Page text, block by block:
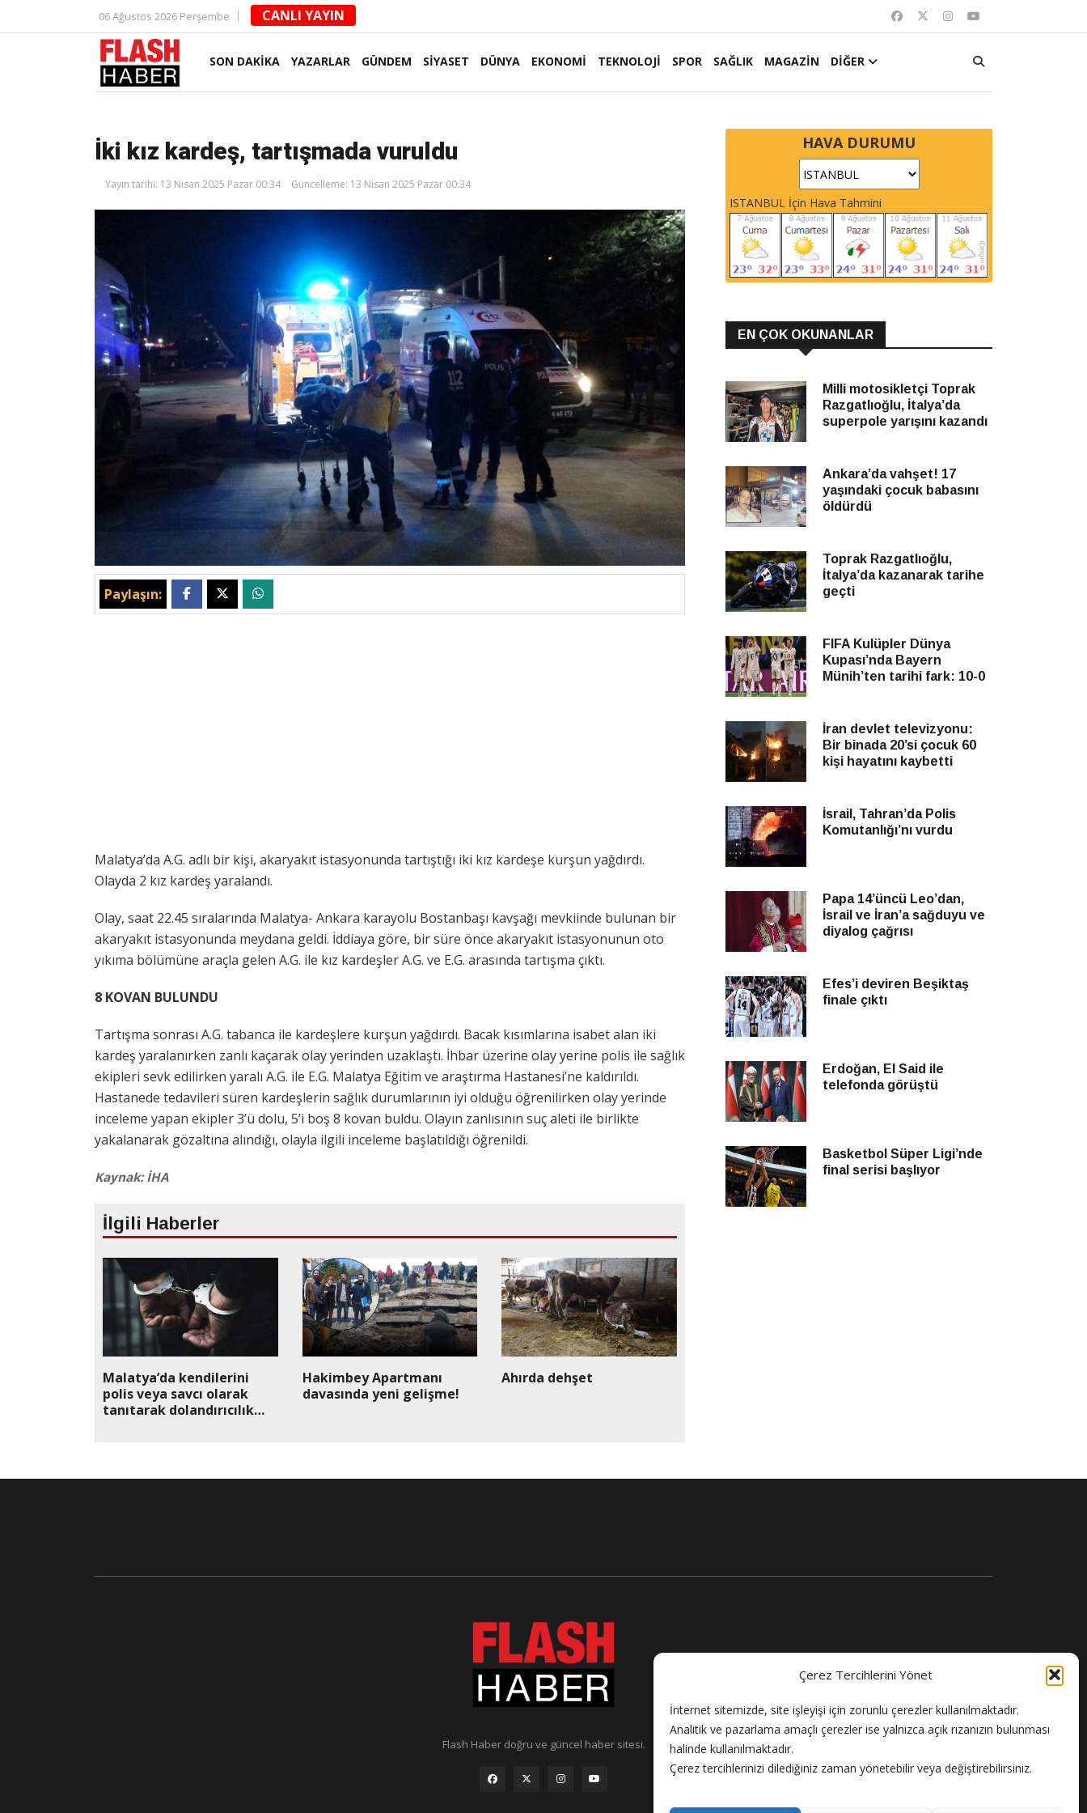
Çerez Tercihlerini Yönet
İnternet sitemizde, site işleyişi için zorunlu çerezler kullanılmaktadır.
Analitik ve pazarlama amaçlı çerezler ise yalnızca açık rızanızın bulunması
halinde kullanılmaktadır.
Çerez tercihlerinizi dilediğiniz zaman yönetebilir veya değiştirebilirsiniz.
06 Ağustos 2026 Perşembe CANLI YAYIN
SON DAKİKA YAZARLAR GÜNDEM SİYASET DÜNYA EKONOMİ TEKNOLOJİ SPOR SAĞLIK MAGAZİN DİĞER
İki kız kardeş, tartışmada vuruldu
Yayın tarihi: 13 Nisan 2025 Pazar 00:34 Güncelleme: 13 Nisan 2025 Pazar 00:34
Paylaşın:
Malatya’da A.G. adlı bir kişi, akaryakıt istasyonunda tartıştığı iki kız kardeşe kurşun yağdırdı.
Olayda 2 kız kardeş yaralandı.
Olay, saat 22.45 sıralarında Malatya- Ankara karayolu Bostanbaşı kavşağı mevkiinde bulunan bir
akaryakıt istasyonunda meydana geldi. İddiaya göre, bir süre önce akaryakıt istasyonunun oto
yıkıma bölümüne araçla gelen A.G. ile kız kardeşler A.G. ve E.G. arasında tartışma çıktı.
8 KOVAN BULUNDU
Tartışma sonrası A.G. tabanca ile kardeşlere kurşun yağdırdı. Bacak kısımlarına isabet alan iki
kardeş yaralanırken zanlı kaçarak olay yerinden uzaklaştı. İhbar üzerine olay yerine polis ile sağlık
ekipleri sevk edilirken yaralı A.G. ile E.G. Malatya Eğitim ve araştırma Hastanesi’ne kaldırıldı.
Hastanede tedavileri süren kardeşlerin sağlık durumlarının iyi olduğu öğrenilirken olay yerinde
inceleme yapan ekipler 3’ü dolu, 5’i boş 8 kovan buldu. Olayın zanlısının suç aleti ile birlikte
yakalanarak gözaltına alındığı, olayla ilgili inceleme başlatıldığı öğrenildi.
Kaynak: İHA
İlgili Haberler
Malatya’da kendilerini
polis veya savcı olarak
tanıtarak dolandırıcılık
Hakimbey Apartmanı
davasında yeni gelişme!
Ahırda dehşet
HAVA DURUMU
ISTANBUL İçin Hava Tahmini
EN ÇOK OKUNANLAR
Milli motosikletçi Toprak
Razgatlıoğlu, İtalya’da
superpole yarışını kazandı
Ankara’da vahşet! 17
yaşındaki çocuk babasını
öldürdü
Toprak Razgatlıoğlu,
İtalya’da kazanarak tarihe
geçti
FIFA Kulüpler Dünya
Kupası’nda Bayern
Münih’ten tarihi fark: 10-0
İran devlet televizyonu:
Bir binada 20’si çocuk 60
kişi hayatını kaybetti
İsrail, Tahran’da Polis
Komutanlığı’nı vurdu
Papa 14’üncü Leo’dan,
İsrail ve İran’a sağduyu ve
diyalog çağrısı
Efes’i deviren Beşiktaş
finale çıktı
Erdoğan, El Said ile
telefonda görüştü
Basketbol Süper Ligi’nde
final serisi başlıyor
Flash Haber doğru ve güncel haber sitesi.